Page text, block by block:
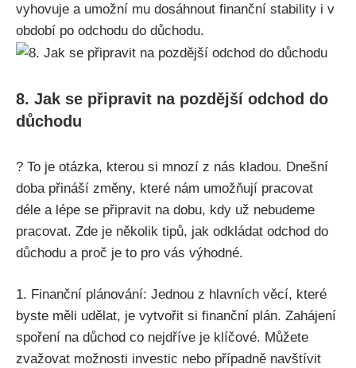
vyhovuje a umožní mu dosáhnout finanční stability i v
období po odchodu do důchodu.
8. Jak se připravit na pozdější odchod do
důchodu
? To je otázka, kterou si mnozí z nás kladou. Dnešní
doba přináší změny, které nám umožňují pracovat
déle a lépe se připravit na dobu, kdy už nebudeme
pracovat. Zde je několik tipů, jak odkládat odchod do
důchodu a proč je to pro vás výhodné.
1. Finanční plánování: Jednou z hlavních věcí, které
byste měli udělat, je vytvořit si finanční plán. Zahájení
spoření na důchod co nejdříve je klíčové. Můžete
zvažovat možnosti investic nebo případně navštívit